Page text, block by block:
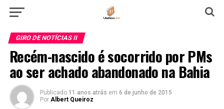
GIRO DE NOTÍCIAS II
Recém-nascido é socorrido por PMs
ao ser achado abandonado na Bahia
Publicado 11 anos atrás em 6 de junho de 2015
Por Albert Queiroz